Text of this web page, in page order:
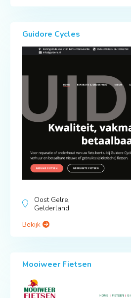
Guidore Cycles
Oost Gelre,
Gelderland
Bekijk
Mooiweer Fietsen